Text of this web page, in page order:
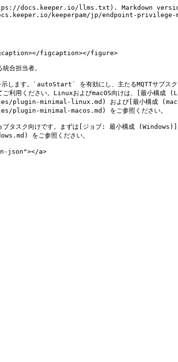
docs.keeper.io/llms.txt). Markdown
keeperpam/jp/endpoint-privilege-
figcaption></figure>
合担当者。
示します。`autoStart` を有効にし、主たるMQTTサブ
としてご利用ください。LinuxおよびmacOS向けは
minimal-linux.md) および[最小構成
minimal-macos.md) をご参照ください。
はジョブタスク向けです。まずは[ジョブ: 最小構
をご参照ください。
json"></a>